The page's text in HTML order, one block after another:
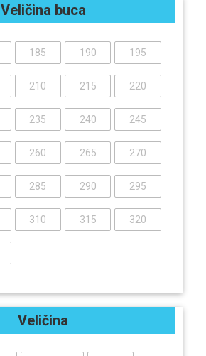
Veličina buca
185 190 195
210 215 220
235 240 245
260 265 270
285 290 295
310 315 320
Veličina